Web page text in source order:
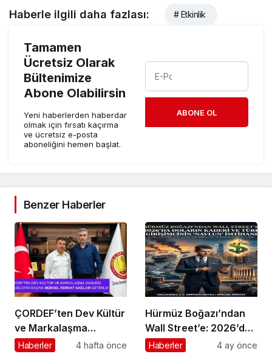
Haberle ilgili daha fazlası: # Etkinlik
Tamamen
Ücretsiz Olarak
Bültenimize
Abone Olabilirsin
Yeni haberlerden haberdar
olmak için fırsatı kaçırma
ve ücretsiz e-posta
aboneliğini hemen başlat.
ABONE OL
Benzer Haberler
ÇORDEF’ten Dev Kültür
ve Markalaşma
Hamlesi: Projelerin
Haberler 4 hafta önce
Hürmüz Boğazı’ndan
Wall Street’e: 2026’da
Doların Kaderi ve Türk
Haberler 4 ay önce